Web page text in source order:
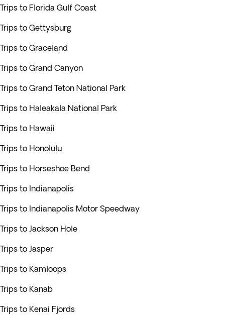
Trips to Florida Gulf Coast
Trips to Gettysburg
Trips to Graceland
Trips to Grand Canyon
Trips to Grand Teton National Park
Trips to Haleakala National Park
Trips to Hawaii
Trips to Honolulu
Trips to Horseshoe Bend
Trips to Indianapolis
Trips to Indianapolis Motor Speedway
Trips to Jackson Hole
Trips to Jasper
Trips to Kamloops
Trips to Kanab
Trips to Kenai Fjords